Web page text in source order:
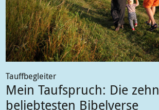
Tauffbegleiter
Mein Taufspruch: Die zehn
beliebtesten Bibelverse